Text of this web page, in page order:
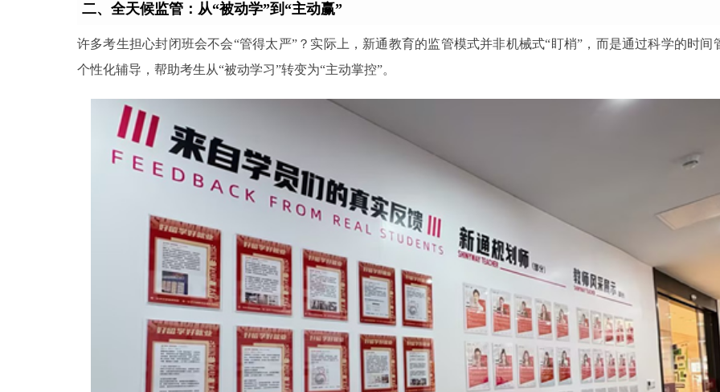
二、全天候监管：从“被动学”到“主动赢”
许多考生担心封闭班会不会“管得太严”？实际上，新通教育的监管模式并非机械式“盯梢”，而是通过科学的时间
个性化辅导，帮助考生从“被动学习”转变为“主动掌控”。